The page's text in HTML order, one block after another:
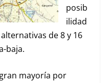
posib
ilidad
de 8 y 16
baja.
mayoría por